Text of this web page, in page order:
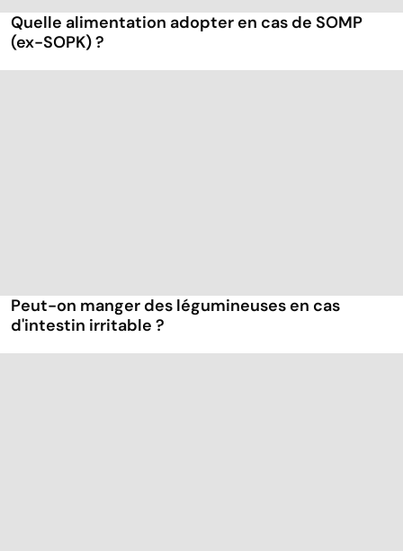
Quelle alimentation adopter en cas de SOMP
(ex-SOPK) ?
Peut-on manger des légumineuses en cas
d'intestin irritable ?